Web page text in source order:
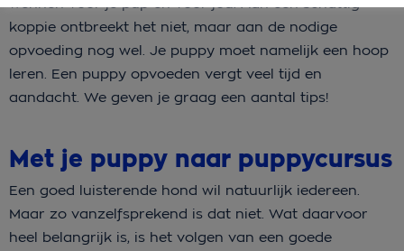
koppie ontbreekt het niet, maar aan de nodige
opvoeding nog wel. Je puppy moet namelijk een hoop
leren. Een puppy opvoeden vergt veel tijd en
aandacht. We geven je graag een aantal tips!
Met je puppy naar puppycursus
Een goed luisterende hond wil natuurlijk iedereen.
Maar zo vanzelfsprekend is dat niet. Wat daarvoor
heel belangrijk is, is het volgen van een goede